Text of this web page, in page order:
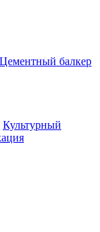
Цементный балкер
Культурный